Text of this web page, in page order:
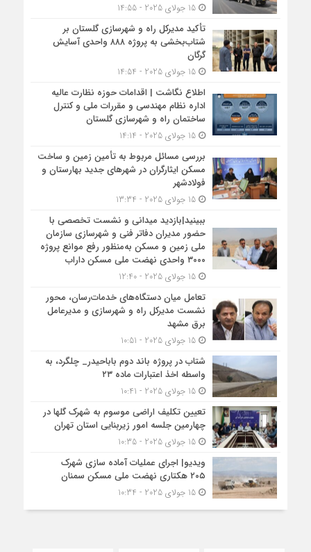
15 جولای 2025 - 14:55
تأکید مدیرکل راه و شهرسازی گلستان بر
شتاب‌بخشی به پروژه ۸۸۸ واحدی آسایش
گرگان
15 جولای 2025 - 14:54
اطلاع نگاشت | اقدامات حوزه نظارت عالیه
اداره نظام مهندسی و مقررات ملی و کنترل
ساختمان راه و شهرسازی گلستان
15 جولای 2025 - 14:14
بررسی مسائل مربوط به تأمین زمین و ساخت
مسکن ایثارگران در شهرهای جدید بهارستان و
فولادشهر
15 جولای 2025 - 13:34
ببینید|بازدید میدانی و نشست تخصصی با
حضور مدیران دفاتر فنی و شهرسازی سازمان
ملی زمین و مسکن به‌منظور رفع موانع پروژه
۳۰۰۰ واحدی نهضت ملی مسکن داراب
15 جولای 2025 - 12:40
تعامل میان دستگاه‌های خدمات‌رسان، محور
نشست مدیرکل راه و شهرسازی و مدیرعامل
برق مشهد
15 جولای 2025 - 10:51
شتاب در پروژه باند دوم باباحیدر_ چلگرد، به
واسطه اخذ اعتبارات ماده ۲۳
15 جولای 2025 - 10:41
تعیین تکلیف اراضی موسوم به شهرک گلها در
چهارمین جلسه امور زیربنایی استان تهران
15 جولای 2025 - 10:35
ویدیو| اجرای عملیات آماده سازی شهرک
۲۰۵ هکتاری نهضت ملی مسکن سمنان
15 جولای 2025 - 10:34